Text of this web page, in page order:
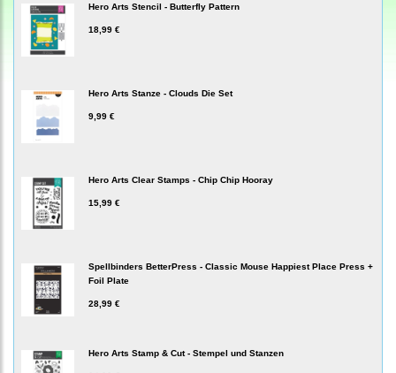
Hero Arts Stencil - Butterfly Pattern
18,99 €
Hero Arts Stanze - Clouds Die Set
9,99 €
Hero Arts Clear Stamps - Chip Chip Hooray
15,99 €
Spellbinders BetterPress - Classic Mouse Happiest Place Press +
Foil Plate
28,99 €
Hero Arts Stamp & Cut - Stempel und Stanzen